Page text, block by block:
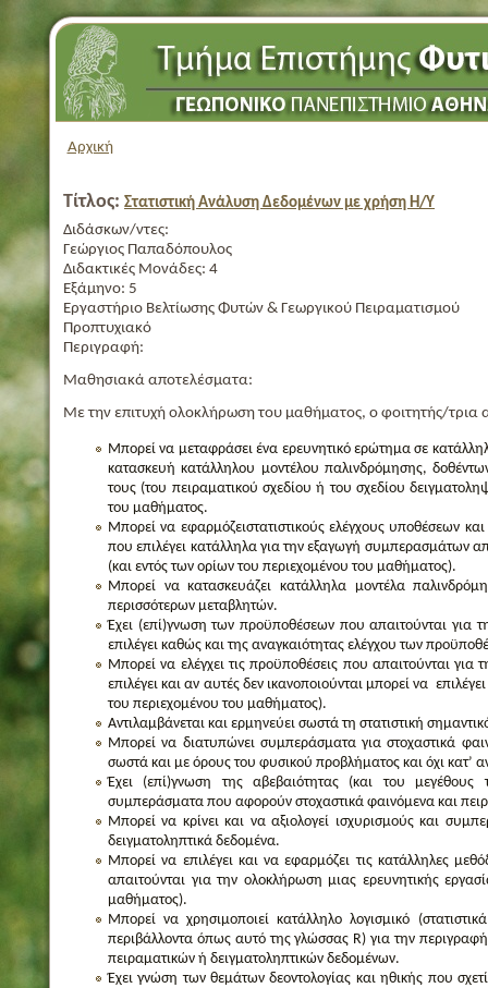
Αρχική
Τίτλος: Στατιστική Ανάλυση Δεδομένων με χρήση Η/Υ
Διδάσκων/ντες:
Γεώργιος Παπαδόπουλος
Διδακτικές Μονάδες: 4
Εξάμηνο: 5
Εργαστήριο Βελτίωσης Φυτών & Γεωργικού Πειραματισμού
Προπτυχιακό
Περιγραφή:
Μαθησιακά αποτελέσματα:
Με την επιτυχή ολοκλήρωση του μαθήματος, ο φοιτητής/τρια
Μπορεί να μεταφράσει ένα ερευνητικό ερώτημα σε
κατασκευή κατάλληλου μοντέλου παλινδρόμησης,
τους (του πειραματικού σχεδίου ή του σχεδίου
του μαθήματος.
Μπορεί να εφαρμόζειστατιστικούς ελέγχους υποθέσεων
που επιλέγει κατάλληλα για την εξαγωγή συμπερασμάτων
(και εντός των ορίων του περιεχομένου του μαθήματος).
Μπορεί να κατασκευάζει κατάλληλα μοντέλα
περισσότερων μεταβλητών.
Έχει (επί)γνωση των προϋποθέσεων που απαιτούνται για
επιλέγει καθώς και της αναγκαιότητας ελέγχου των
Μπορεί να ελέγχει τις προϋποθέσεις που απαιτούνται
επιλέγει και αν αυτές δεν ικανοποιούνται μπορεί να
του περιεχομένου του μαθήματος).
Αντιλαμβάνεται και ερμηνεύει σωστά τη στατιστική
Μπορεί να διατυπώνει συμπεράσματα για στοχαστικά
σωστά και με όρους του φυσικού προβλήματος και όχι κατ’
Έχει (επί)γνωση της αβεβαιότητας (και του
συμπεράσματα που αφορούν στοχαστικά φαινόμενα και
Μπορεί να κρίνει και να αξιολογεί ισχυρισμούς και
δειγματοληπτικά δεδομένα.
Μπορεί να επιλέγει και να εφαρμόζει τις κατάλληλες
απαιτούνται για την ολοκλήρωση μιας ερευνητικής
μαθήματος).
Μπορεί να χρησιμοποιεί κατάλληλο λογισμικό
περιβάλλοντα όπως αυτό της γλώσσας R) για την
πειραματικών ή δειγματοληπτικών δεδομένων.
Έχει γνώση των θεμάτων δεοντολογίας και ηθικής που